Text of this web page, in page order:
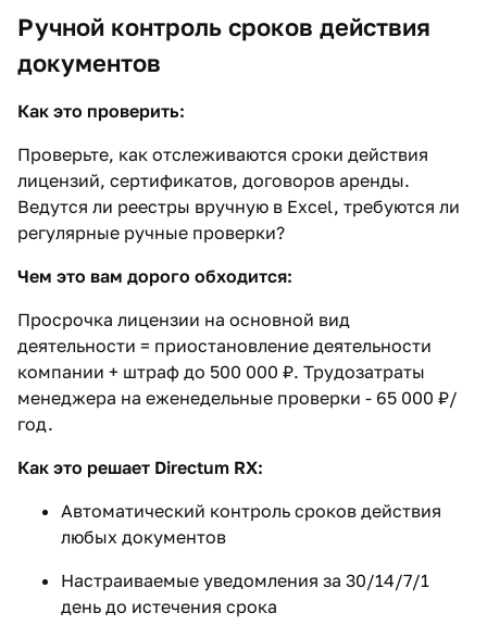
Ручной контроль сроков действия
документов
Как это проверить:
Проверьте, как отслеживаются сроки действия
лицензий, сертификатов, договоров аренды.
Ведутся ли реестры вручную в Excel, требуются ли
регулярные ручные проверки?
Чем это вам дорого обходится:
Просрочка лицензии на основной вид
деятельности = приостановление деятельности
компании + штраф до 500 000 ₽. Трудозатраты
менеджера на еженедельные проверки - 65 000 ₽/
год.
Как это решает Directum RX:
Автоматический контроль сроков действия
любых документов
Настраиваемые уведомления за 30/14/7/1
день до истечения срока